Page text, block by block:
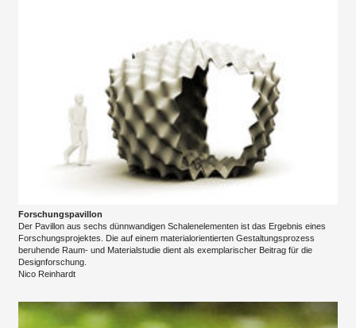
Forschungspavillon
Der Pavillon aus sechs dünnwandigen Schalenelementen ist das Ergebnis eines
Forschungsprojektes. Die auf einem materialorientierten Gestaltungsprozess
beruhende Raum- und Materialstudie dient als exemplarischer Beitrag für die
Designforschung.
Nico Reinhardt